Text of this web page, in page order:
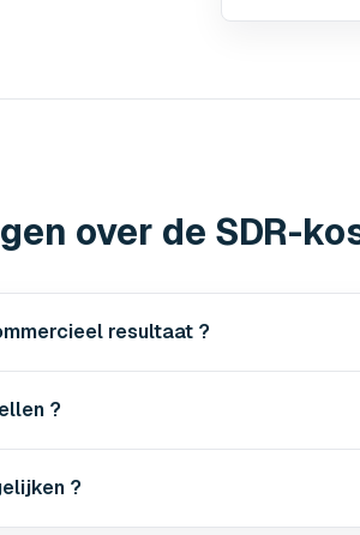
over de SDR-
resultaat ?
?
?